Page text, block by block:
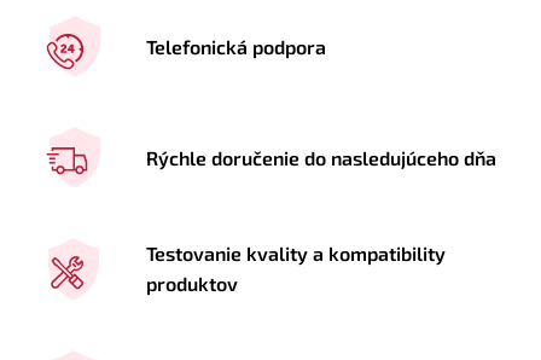
Telefonická podpora
Rýchle doručenie do nasledujúceho dňa
Testovanie kvality a kompatibility
produktov